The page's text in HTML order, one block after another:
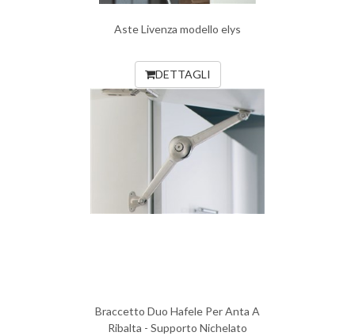
Aste Livenza modello elys
DETTAGLI
Braccetto Duo Hafele Per Anta A
Ribalta - Supporto Nichelato